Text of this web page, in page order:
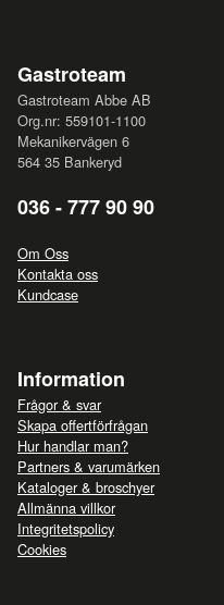
Gastroteam
Gastroteam Abbe AB
Org.nr: 559101-1100
Mekanikervägen 6
564 35 Bankeryd
036 - 777 90 90
Om Oss
Kontakta oss
Kundcase
Information
Frågor & svar
Skapa offertförfrågan
Hur handlar man?
Partners & varumärken
Kataloger & broschyer
Allmänna villkor
Integritetspolicy
Cookies